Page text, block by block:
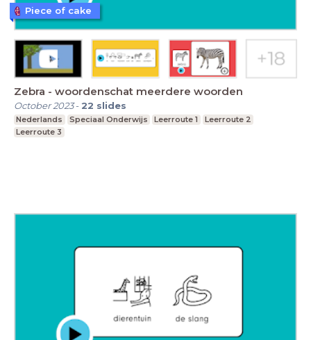
Zebra - woordenschat meerdere woorden
October 2023- 22 slides
Nederlands Speciaal Onderwijs Leerroute 1
Leerroute 2
Leerroute 3
Piece of cake